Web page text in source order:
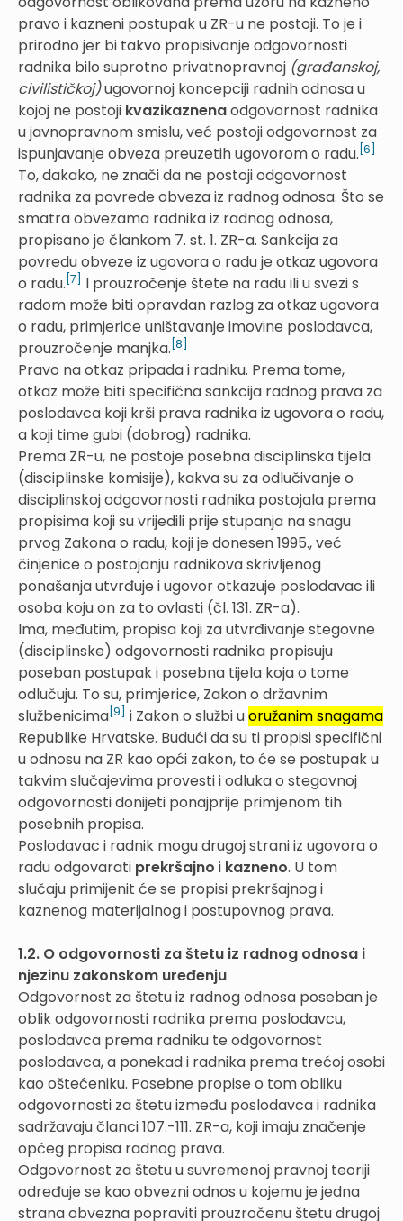
pravo i kazneni postupak u ZR-u ne postoji. To je i
prirodno jer bi takvo propisivanje odgovornosti
radnika bilo suprotno privatnopravnoj (građanskoj,
civilističkoj)ugovornoj koncepciji radnih odnosa u
kojoj ne postoji kvazikaznenaodgovornost radnika
u javnopravnom smislu, već postoji odgovornost za
ispunjavanje obveza preuzetih ugovorom o radu. [6]
To, dakako, ne znači da ne postoji odgovornost
radnika za povrede obveza iz radnog odnosa. Što se
smatra obvezama radnika iz radnog odnosa,
propisano je člankom 7. st. 1. ZR-a. Sankcija za
povredu obveze iz ugovora o radu je otkaz ugovora
o radu. [7]
I prouzročenje štete na radu ili u svezi s
radom može biti opravdan razlog za otkaz ugovora
o radu, primjerice uništavanje imovine poslodavca,
prouzročenje manjka. [8]
Pravo na otkaz pripada i radniku. Prema tome,
otkaz može biti specifična sankcija radnog prava za
poslodavca koji krši prava radnika iz ugovora o radu,
a koji time gubi (dobrog) radnika.
Prema ZR-u, ne postoje posebna disciplinska tijela
(disciplinske komisije), kakva su za odlučivanje o
disciplinskoj odgovornosti radnika postojala prema
propisima koji su vrijedili prije stupanja na snagu
prvog Zakona o radu, koji je donesen 1995., već
činjenice o postojanju radnikova skrivljenog
ponašanja utvrđuje i ugovor otkazuje poslodavac ili
osoba koju on za to ovlasti (čl. 131. ZR-a).
Ima, međutim, propisa koji za utvrđivanje stegovne
(disciplinske) odgovornosti radnika propisuju
poseban postupak i posebna tijela koja o tome
odlučuju. To su, primjerice, Zakon o državnim
službenicima [9] i Zakon o službi uoružanim snagama
Republike Hrvatske. Budući da su ti propisi specifični
u odnosu na ZR kao opći zakon, to će se postupak u
takvim slučajevima provesti i odluka o stegovnoj
odgovornosti donijeti ponajprije primjenom tih
posebnih propisa.
Poslodavac i radnik mogu drugoj strani iz ugovora o
radu odgovarati prekršajno i kazneno. U tom
slučaju primijenit će se propisi prekršajnog i
kaznenog materijalnog i postupovnog prava.
1.2. O odgovornosti za štetu iz radnog odnosa i
njezinu zakonskom uređenju
Odgovornost za štetu iz radnog odnosa poseban je
oblik odgovornosti radnika prema poslodavcu,
poslodavca prema radniku te odgovornost
poslodavca, a ponekad i radnika prema trećoj osobi
kao oštećeniku. Posebne propise o tom obliku
odgovornosti za štetu između poslodavca i radnika
sadržavaju članci 107.-111. ZR-a, koji imaju značenje
općeg propisa radnog prava.
Odgovornost za štetu u suvremenoj pravnoj teoriji
određuje se kao obvezni odnos u kojemu je jedna
strana obvezna popraviti prouzročenu štetu drugoj